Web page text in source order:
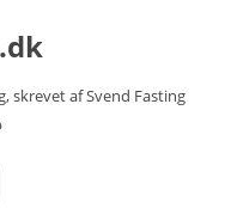
skrevet af Svend Fasting